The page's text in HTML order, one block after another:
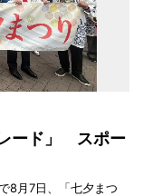
ード」 スポー
8月7日、「七夕まつ